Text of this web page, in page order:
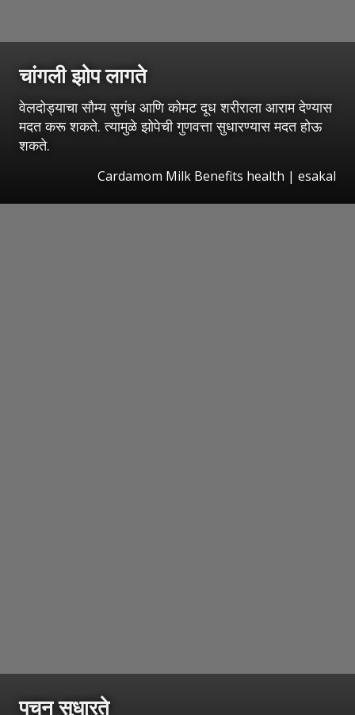
चांगली झोप लागते
वेलदोड्याचा सौम्य सुगंध आणि कोमट दूध शरीराला आराम देण्यास
मदत करू शकते. त्यामुळे झोपेची गुणवत्ता सुधारण्यास मदत होऊ
शकते.
Cardamom Milk Benefits health | esakal
पचन सुधारते